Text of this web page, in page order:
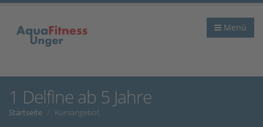
Menü
1 Delfine ab 5 Jahre
Startseite Kursangebot